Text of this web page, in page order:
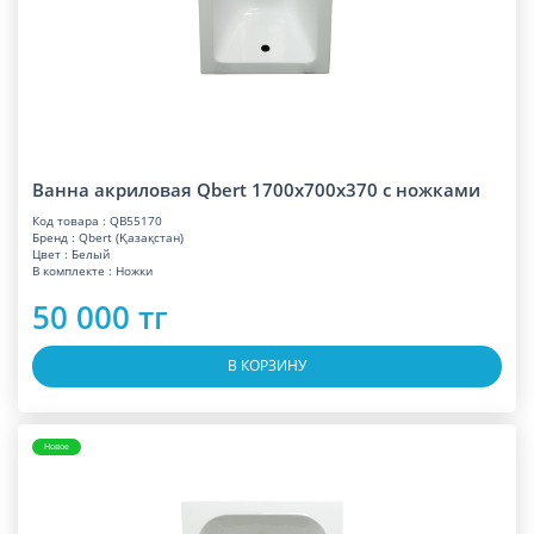
Ванна акриловая Qbert 1700x700x370 с ножками
Код товара : QB55170
Бренд : Qbert (Қазақстан)
Цвет : Белый
В комплекте : Ножки
50 000 тг
В КОРЗИНУ
Новое